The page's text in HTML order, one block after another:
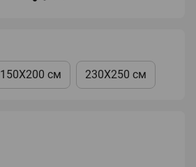
150X200 см 230X250 см